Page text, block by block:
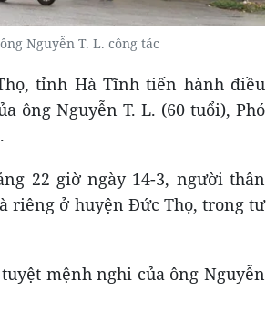
Nguyễn T. L. công tác
tỉnh Hà Tĩnh tiến hành điều
ông Nguyễn T. L. (60 tuổi), Phó
22 giờ ngày 14-3, người thân
riêng ở huyện Đức Thọ, trong tư
mệnh nghi của ông Nguyễn